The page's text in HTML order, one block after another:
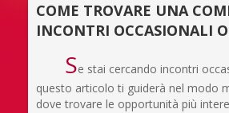
COME TROVARE UNA
INCONTRI OCCASIONALI
Se stai cercando incontri
questo articolo ti guiderà nel modo
dove trovare le opportunità più